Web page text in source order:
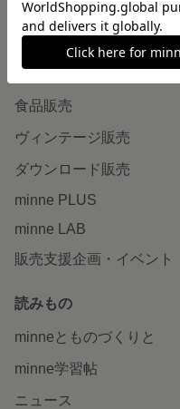
作品販売について
minneで売りたい
食品販売
ヴィンテージ販売
ダウンロード販売
minne PLUS
minne LAB
販売支援企画・イベント
読みもの
minneとものづくりと
minne学習帖
ニュース